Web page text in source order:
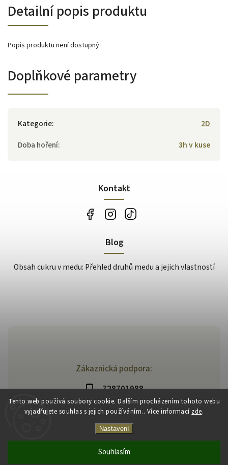
Tento web používá soubory cookie. Dalším procházením tohoto webu
vyjadřujete souhlas s jejich používáním.. Více informací zde.
Nastavení
Souhlasím
Detailní popis produktu
Popis produktu není dostupný
Doplňkové parametry
Kategorie:
2D
Doba hoření: 3h v kuse
Zákaznická podpora:
728701988
Kontakt
Blog
Obsah cukru v medu: Přehled druhů medu a jejich vlastností